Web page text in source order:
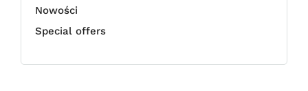
Nowości
Special offers